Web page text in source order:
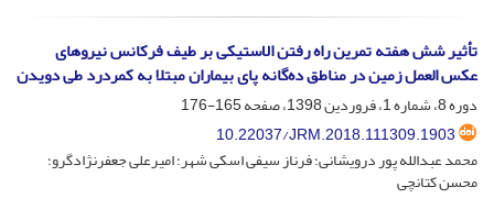
تأثیر شش هفته تمرین راه رفتن الاستیکی بر طیف فرکانس نیروهای
عکس العمل زمین در مناطق ده‌گانه پای بیماران مبتلا به کمردرد طی دویدن
دوره 8، شماره 1، فروردین 1398، صفحه
165-176
10.22037/JRM.2018.111309.1903
محمد عبدالله پور درویشانی؛ فرناز سیفی اسکی شهر؛ امیرعلی جعفرنژادگرو؛
محسن کتانچی